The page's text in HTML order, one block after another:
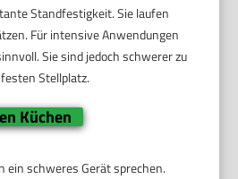
Standfestigkeit. Sie laufen
Für intensive Anwendungen
Sie sind jedoch schwerer zu
Stellplatz.
Küchen
ein schweres Gerät sprechen.